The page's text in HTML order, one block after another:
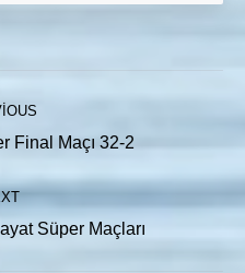
Previous
Final Maçı 32-2
NextSüper Maçları